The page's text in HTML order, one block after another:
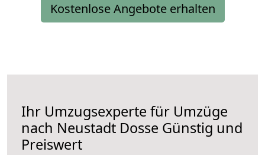
Kostenlose Angebote erhalten
Ihr Umzugsexperte für Umzüge
nach Neustadt Dosse Günstig und
Preiswert